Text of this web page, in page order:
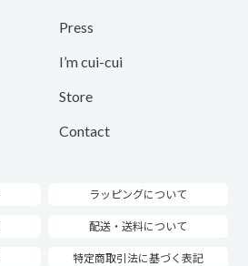
Press
I’m cui-cui
Store
Contact
ラッピングについて
配送・送料について
特定商取引法に基づく表記